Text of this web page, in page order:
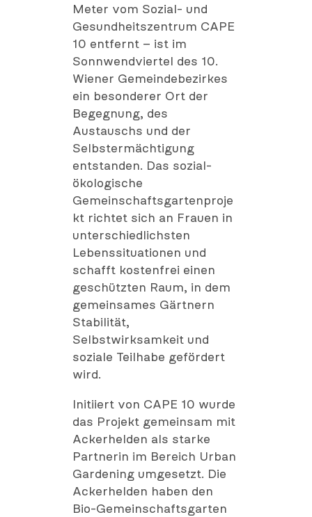
Meter vom Sozial- und
Gesundheitszentrum CAPE
10 entfernt – ist im
Sonnwendviertel des 10.
Wiener Gemeindebezirkes
ein besonderer Ort der
Begegnung, des
Austauschs und der
Selbstermächtigung
entstanden. Das sozial-
ökologische
Gemeinschaftsgartenproje
kt richtet sich an Frauen in
unterschiedlichsten
Lebenssituationen und
schafft kostenfrei einen
geschützten Raum, in dem
gemeinsames Gärtnern
Stabilität,
Selbstwirksamkeit und
soziale Teilhabe gefördert
wird.
Initiiert von CAPE 10 wurde
das Projekt gemeinsam mit
Ackerhelden als starke
Partnerin im Bereich Urban
Gardening umgesetzt. Die
Ackerhelden haben den
Bio-Gemeinschaftsgarten